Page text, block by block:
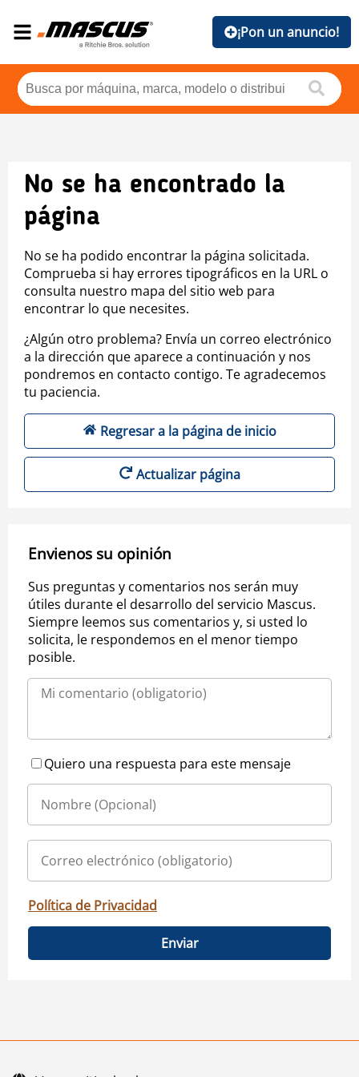
¡Pon un anuncio!
No se ha encontrado la
página
No se ha podido encontrar la página solicitada.
Comprueba si hay errores tipográficos en la URL o
consulta nuestro mapa del sitio web para
encontrar lo que necesites.
¿Algún otro problema? Envía un correo electrónico
a la dirección que aparece a continuación y nos
pondremos en contacto contigo. Te agradecemos
tu paciencia.
Regresar a la página de inicio
Actualizar página
Envienos su opinión
Sus preguntas y comentarios nos serán muy
útiles durante el desarrollo del servicio Mascus.
Siempre leemos sus comentarios y, si usted lo
solicita, le respondemos en el menor tiempo
posible.
Quiero una respuesta para este mensaje
Política de Privacidad
Enviar